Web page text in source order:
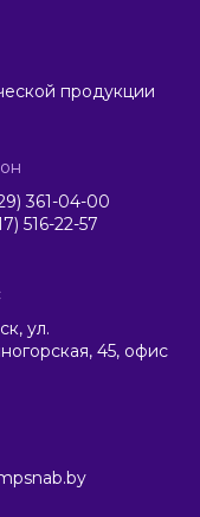
продукции
361-04-00
516-22-57
ул.
45, офис